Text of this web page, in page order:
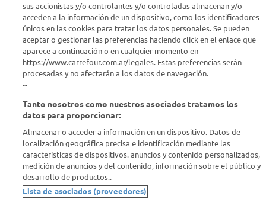
Estamos para ayudarte
¿Tenés una consulta? Comunicate con nosotros acá
Descubrí Carrefour
Conocenos
Info útil
Comprá Online
sus accionistas y/o controlantes y/o controladas almacenan y/o
acceden a la información de un dispositivo, como los identificadores
únicos en las cookies para tratar los datos personales. Se pueden
aceptar o gestionar las preferencias haciendo click en el enlace que
aparece a continuación o en cualquier momento en
https://www.carrefour.com.ar/legales. Estas preferencias serán
procesadas y no afectarán a los datos de navegación.
--
Tanto nosotros como nuestros asociados tratamos los
datos para proporcionar:
Almacenar o acceder a información en un dispositivo. Datos de
localización geográfica precisa e identificación mediante las
características de dispositivos. anuncios y contenido personalizados,
medición de anuncios y del contenido, información sobre el público y
desarrollo de productos..
Lista de asociados (proveedores)